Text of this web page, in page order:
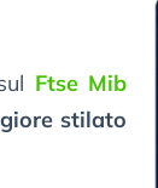
Ftse Mib
stilato